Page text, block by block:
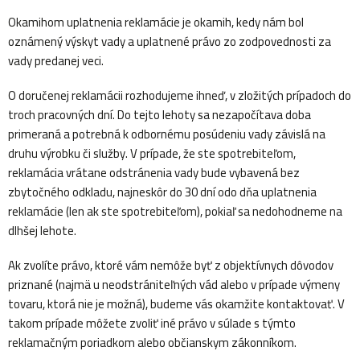
Okamihom uplatnenia reklamácie je okamih, kedy nám bol
oznámený výskyt vady a uplatnené právo zo zodpovednosti za
vady predanej veci.
O doručenej reklamácii rozhodujeme ihneď, v zložitých prípadoch do
troch pracovných dní. Do tejto lehoty sa nezapočítava doba
primeraná a potrebná k odbornému posúdeniu vady závislá na
druhu výrobku či služby. V prípade, že ste spotrebiteľom,
reklamácia vrátane odstránenia vady bude vybavená bez
zbytočného odkladu, najneskôr do 30 dní odo dňa uplatnenia
reklamácie (len ak ste spotrebiteľom), pokiaľ sa nedohodneme na
dlhšej lehote.
Ak zvolíte právo, ktoré vám nemôže byť z objektívnych dôvodov
priznané (najmä u neodstrániteľných vád alebo v prípade výmeny
tovaru, ktorá nie je možná), budeme vás okamžite kontaktovať. V
takom prípade môžete zvoliť iné právo v súlade s týmto
reklamačným poriadkom alebo občianskym zákonníkom.